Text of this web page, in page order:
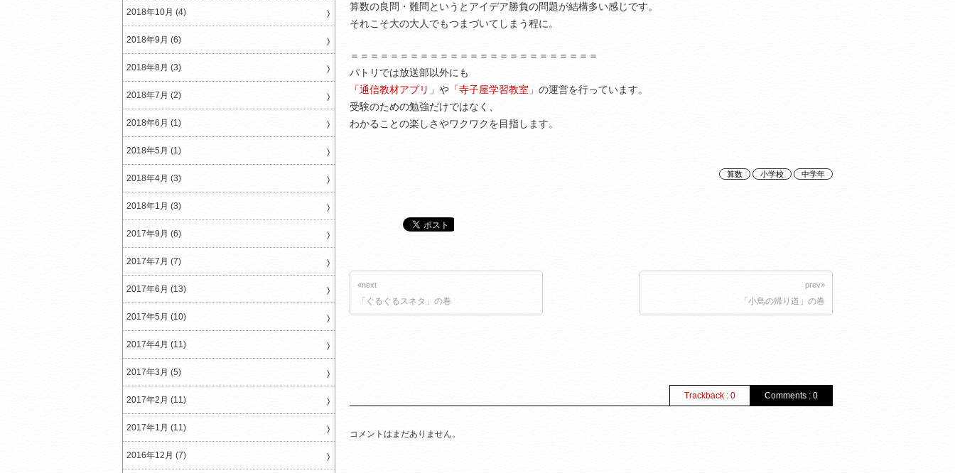
算数の良問・難問というとアイデア勝負の問題が結構多い感じです。
それこそ大の大人でもつまづいてしまう程に。
＝＝＝＝＝＝＝＝＝＝＝＝＝＝＝＝＝＝＝＝＝＝＝＝＝
パトリでは放送部以外にも
「通信教材アプリ」 や 「寺子屋学習教室」 の運営を行っています。
受験のための勉強だけではなく、
わかることの楽しさやワクワクを目指します。
算数 小学校 中学年
«next
「ぐるぐるスネタ」の巻
prev»
「小鳥の帰り道」の巻
Comments : 0
Trackback : 0
コメントはまだありません。
2018年10月 (4)
2018年9月 (6)
2018年8月 (3)
2018年7月 (2)
2018年6月 (1)
2018年5月 (1)
2018年4月 (3)
2018年1月 (3)
2017年9月 (6)
2017年7月 (7)
2017年6月 (13)
2017年5月 (10)
2017年4月 (11)
2017年3月 (5)
2017年2月 (11)
2017年1月 (11)
2016年12月 (7)